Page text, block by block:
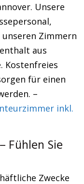
Unsere
Zimmern
aus
Kostenfreies
für einen
–
inkl.
Fühlen Sie
Zwecke